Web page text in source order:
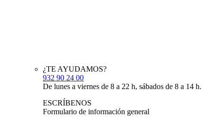
¿TE AYUDAMOS?
932 90 24 00
De lunes a viernes de 8 a 22 h, sábados de 8 a 14 h.
ESCRÍBENOS
Formulario de información general